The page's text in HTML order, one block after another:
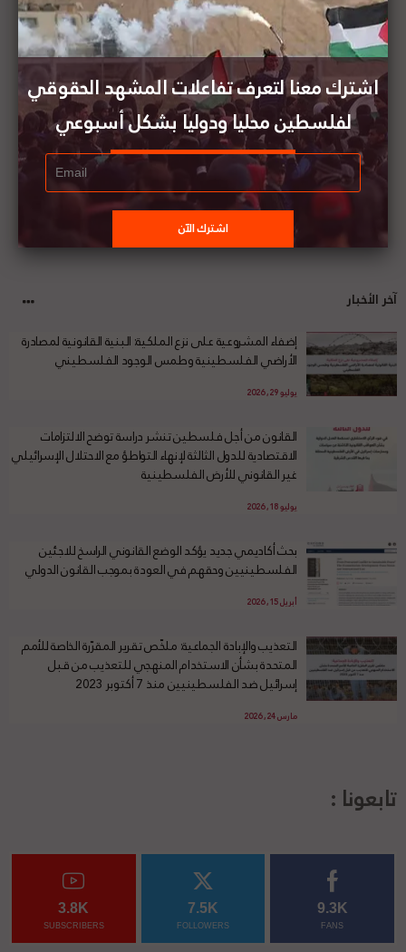
وزارة الخارجية الفلسطينية ترفض محاولات بعض الدول
الأطراف في نظام روما الأساسي لتسييس عمل
المحكمة الجنائية الدولية
آخر الأخبار
إضفاء المشروعية على نزع الملكية: البنية القانونية لمصادرة
الأراضي الفلسطينية وطمس الوجود الفلسطيني
يوليو 29, 2026
القانون من أجل فلسطين تنشر دراسة توضح الالتزامات
الاقتصادية للدول الثالثة لإنهاء التواطؤ مع الاحتلال الإسرائيلي
غير القانوني للأرض الفلسطينية
يوليو 18, 2026
بحث أكاديمي جديد يؤكد الوضع القانوني الراسخ للاجئين
الفلسطينيين وحقهم في العودة بموجب القانون الدولي
أبريل 15, 2026
التعذيب والإبادة الجماعية: ملخّص تقرير المقرّرة الخاصة للأمم
المتحدة بشأن الاستخدام المنهجي للتعذيب من قبل
إسرائيل ضد الفلسطينيين منذ 7 أكتوبر 2023
مارس 24, 2026
تابعونا :
9.3K
FANS
7.5K
FOLLOWERS
3.8K
SUBSCRIBERS
اشترك معنا لتعرف تفاعلات المشهد الحقوقي
لفلسطين محليا ودوليا بشكل أسبوعي